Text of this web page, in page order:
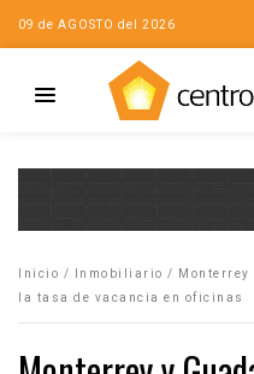
09 de AGOSTO del 2026
Inicio / Inmobiliario /
la tasa de vacancia en oficinas